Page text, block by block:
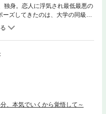
身。恋人に浮気され最低最悪の
ズしてきたのは、大学の同級生
いつも傍にいてくれた親友から
総一朗からの甘い言葉と真剣な
作品は原作「涙が恋に変わるま
、本気でいくから覚悟して～